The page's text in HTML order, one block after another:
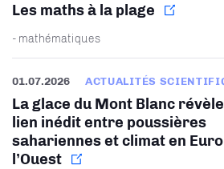
Les maths à la plage
- mathématiques
01.07.2026 ACTUALITÉS
La glace du Mont Blanc
lien inédit entre poussières
sahariennes et climat en
l’Ouest